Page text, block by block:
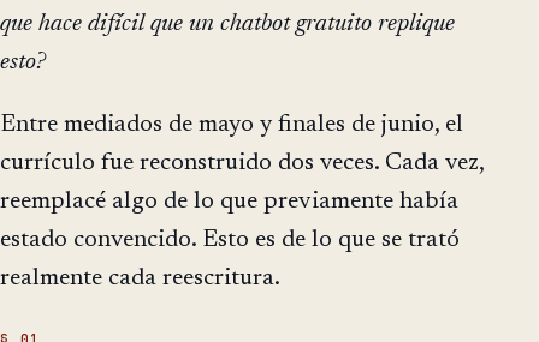
que hace difícil que un chatbot gratuito replique
esto?
Entre mediados de mayo y finales de junio, el
currículo fue reconstruido dos veces. Cada vez,
reemplacé algo de lo que previamente había
estado convencido. Esto es de lo que se trató
realmente cada reescritura.